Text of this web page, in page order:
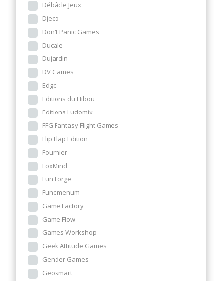
Débâcle Jeux
Djeco
Don't Panic Games
Ducale
Dujardin
DV Games
Edge
Editions du Hibou
Editions Ludomix
FFG Fantasy Flight Games
Flip Flap Edition
Fournier
FoxMind
Fun Forge
Funomenum
Game Factory
Game Flow
Games Workshop
Geek Attitude Games
Gender Games
Geosmart